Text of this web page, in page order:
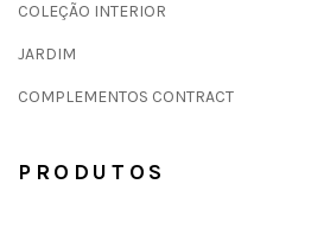
COLEÇÃO INTERIOR
JARDIM
COMPLEMENTOS CONTRACT
PRODUTOS